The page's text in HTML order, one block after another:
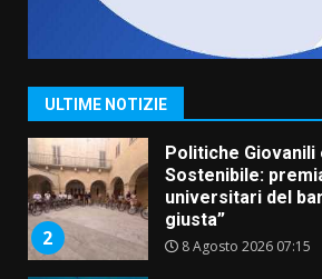
ULTIME NOTIZIE
1
Savelletri in festa,
grande spettacolo
2
Politiche Giovanili
Sostenibile:
universitari del
giusta”
8 Agosto 2026 07:15